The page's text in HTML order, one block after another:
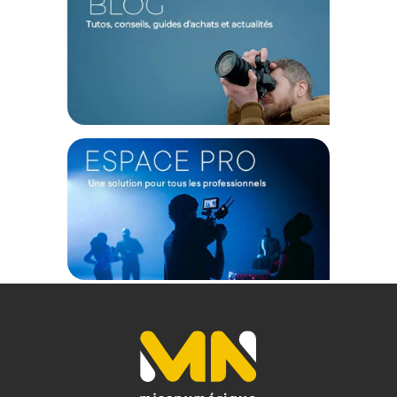
Ouverture maximum : f/1,2
Format de l'objectif Couverture : APS-C
Distance minimale de mise au point : 30 cm
Conception optique : 14 éléments en 5 groupes
Lames d'ouverture/iris : 13
Type de mise au point : Autofocus
Stabilisation d'image : Non
Taille du filtre : 58 mm (avant)
Couleur : Noir
Poids : 386 g
1x Objectif sniper AF 16 mm f/1.2 aps-c monture Fujifilm X -
1x Bouchon d'objectif avant
1x Bouchon d'objectif arrière